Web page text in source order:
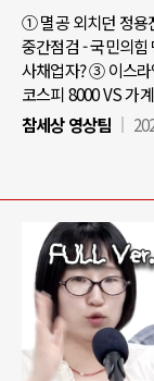
① 멸공 외치던 정용
중간점검 - 국민의힘
사채업자? ③ 이스라
코스피 8000 VS 가
참세상 영상팀